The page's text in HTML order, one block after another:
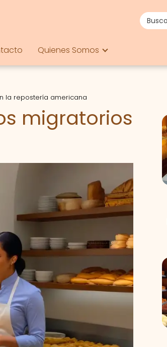
Quienes Somos
la repostería americana
migratorios